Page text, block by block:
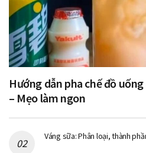
Hướng dẫn pha chế đồ
– Mẹo làm ngon
Váng sữa: Phân loại, thành